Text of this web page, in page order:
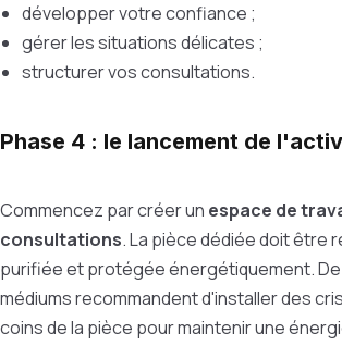
développer votre confiance ;
gérer les situations délicates ;
structurer vos consultations.
Phase 4 : le lancement de
Commencez par créer un espace de
consultations. La pièce dédiée doit être
purifiée et protégée énergétiquement.
médiums recommandent d'installer des
coins de la pièce pour maintenir une